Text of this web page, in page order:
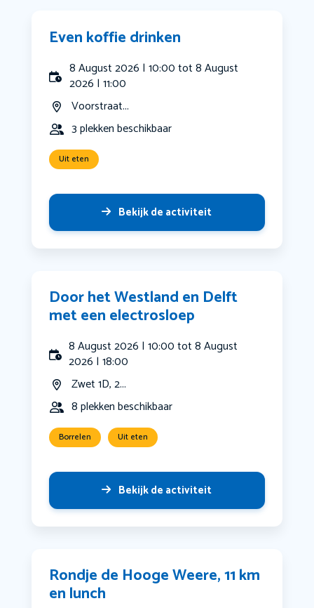
Even koffie drinken
8 August 2026 | 10:00 tot 8 August
2026 | 11:00
Voorstraat...
3 plekken beschikbaar
Uit eten
Bekijk de activiteit
Door het Westland en Delft
met een electrosloep
8 August 2026 | 10:00 tot 8 August
2026 | 18:00
Zwet 1D, 2...
8 plekken beschikbaar
Borrelen Uit eten
Bekijk de activiteit
Rondje de Hooge Weere, 11 km
en lunch